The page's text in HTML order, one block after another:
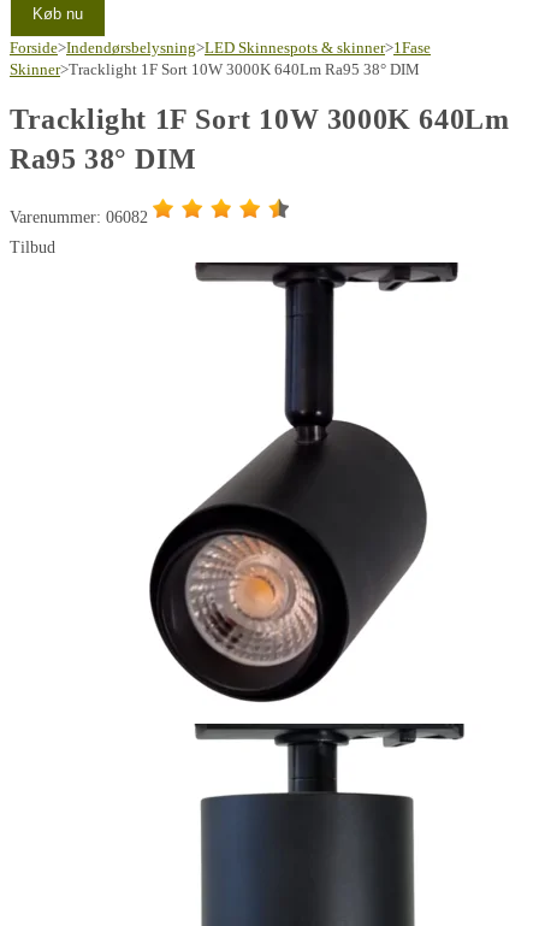
Køb nu
Forside>Indendørsbelysning>LED Skinnespots & skinner>1Fase
Skinner>Tracklight 1F Sort 10W 3000K 640Lm Ra95 38° DIM
Tracklight 1F Sort 10W 3000K 640Lm
Ra95 38° DIM
Varenummer: 06082
Tilbud